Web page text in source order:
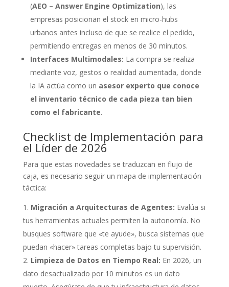
(AEO – Answer Engine Optimization), las
empresas posicionan el stock en micro-hubs
urbanos antes incluso de que se realice el pedido,
permitiendo entregas en menos de 30 minutos.
Interfaces Multimodales: La compra se realiza
mediante voz, gestos o realidad aumentada, donde
la IA actúa como un asesor experto que conoce
el inventario técnico de cada pieza tan bien
como el fabricante.
Checklist de Implementación para
el Líder de 2026
Para que estas novedades se traduzcan en flujo de
caja, es necesario seguir un mapa de implementación
táctica:
Migración a Arquitecturas de Agentes: Evalúa si
tus herramientas actuales permiten la autonomía. No
busques software que «te ayude», busca sistemas que
puedan «hacer» tareas completas bajo tu supervisión.
Limpieza de Datos en Tiempo Real: En 2026, un
dato desactualizado por 10 minutos es un dato